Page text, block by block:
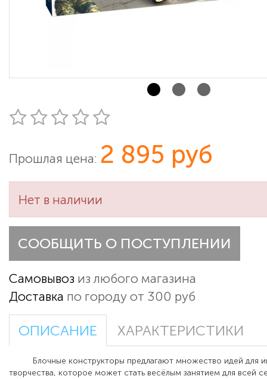
Прошлая цена: 2 895 руб
Нет в наличии
СООБЩИТЬ О ПОСТУПЛЕНИИ
Самовывоз из любого магазина
Доставка по городу от 300 руб
ОПИСАНИЕ ХАРАКТЕРИСТИКИ
Блочные конструкторы предлагают множество идей для
творчества, которое может стать весёлым занятием для всей